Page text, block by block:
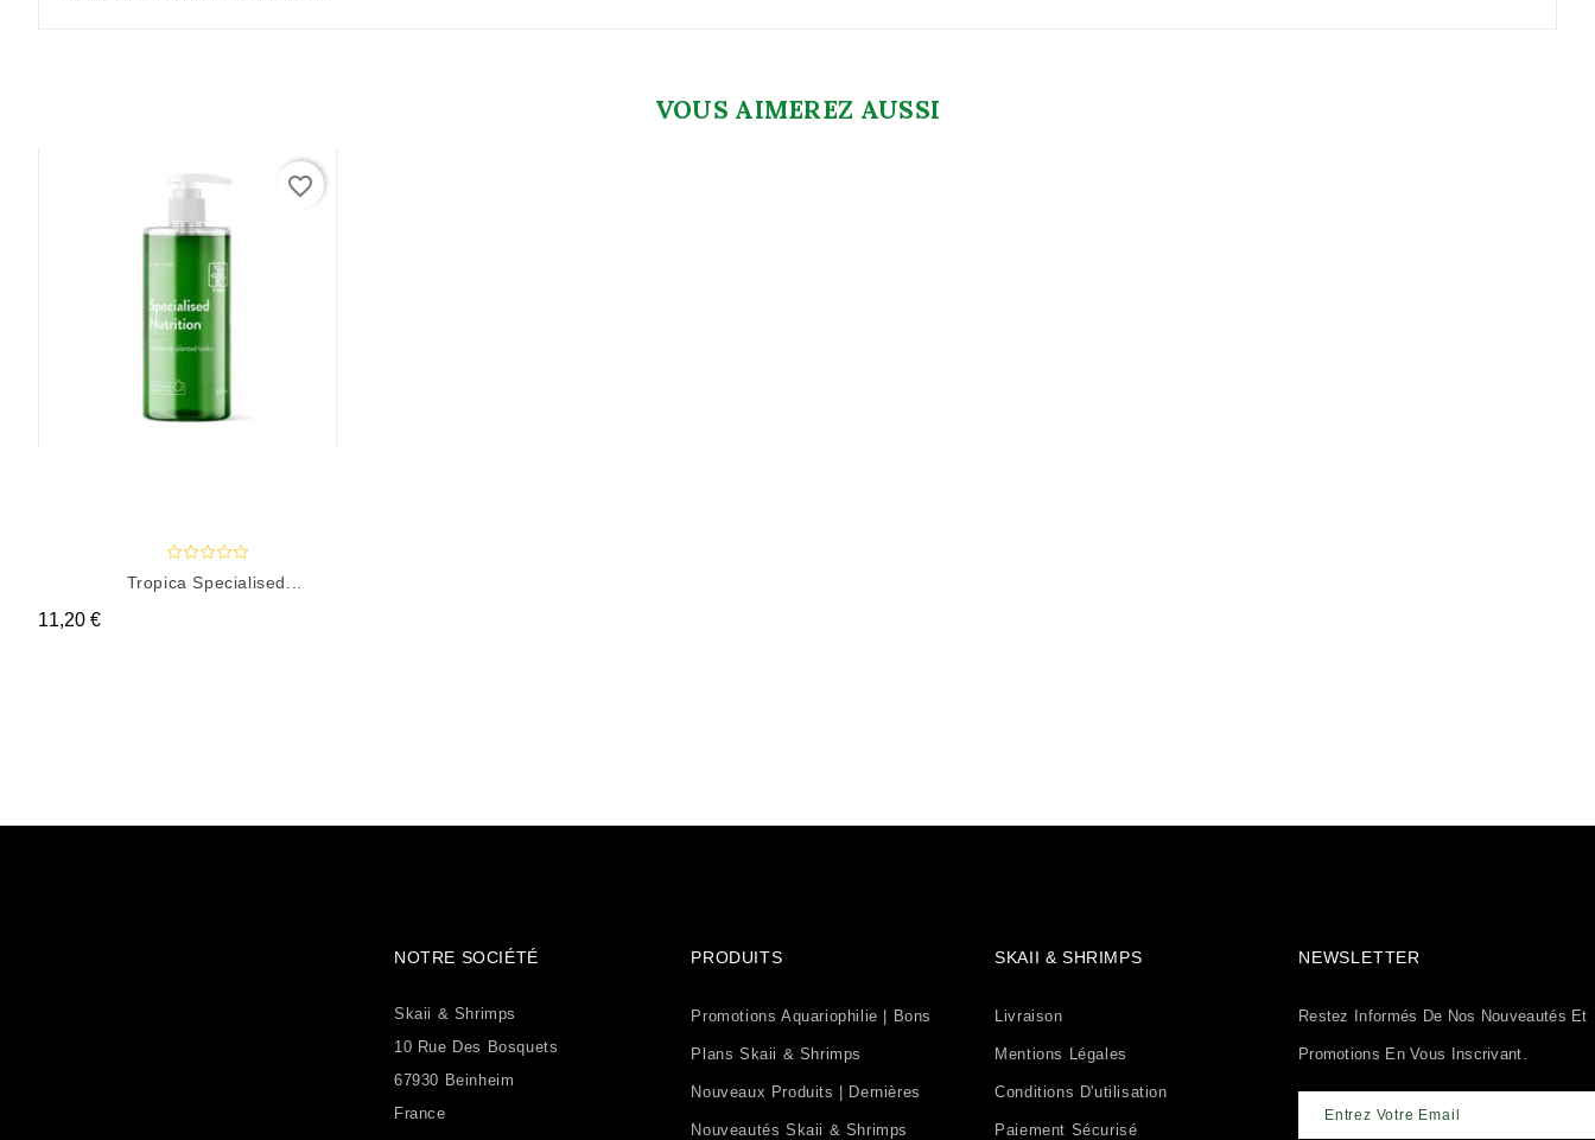
VOUS AIMEREZ AUSSI
favorite_border
Tropica Specialised...
Prix
11,20 €
NOTRE SOCIÉTÉ
Skaii & Shrimps
10 Rue Des Bosquets
67930 Beinheim
France
PRODUITS
Promotions Aquariophilie | Bons
Plans Skaii & Shrimps
Nouveaux Produits | Dernières
Nouveautés Skaii & Shrimps
SKAII & SHRIMPS
Livraison
Mentions Légales
Conditions D'utilisation
Paiement Sécurisé
NEWSLETTER
Restez Informés De Nos Nouveautés Et
Promotions En Vous Inscrivant.